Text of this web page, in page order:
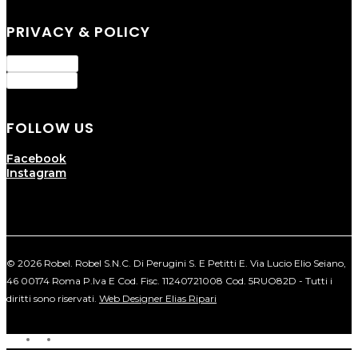
PRIVACY & POLICY
FOLLOW US
Facebook
Instagram
© 2026 Robel. Robel S.N.C. Di Perugini S. E Petitti E. Via Lucio Elio Seiano,
46 00174 Roma P.Iva E Cod. Fisc. 11240721008 Cod. 5RUO82D - Tutti i
diritti sono riservati. Web Designer Elias Ripari
facebookinstagram